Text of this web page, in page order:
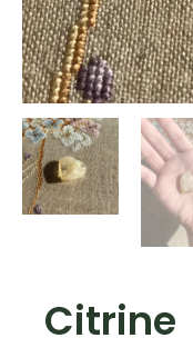
Citrine